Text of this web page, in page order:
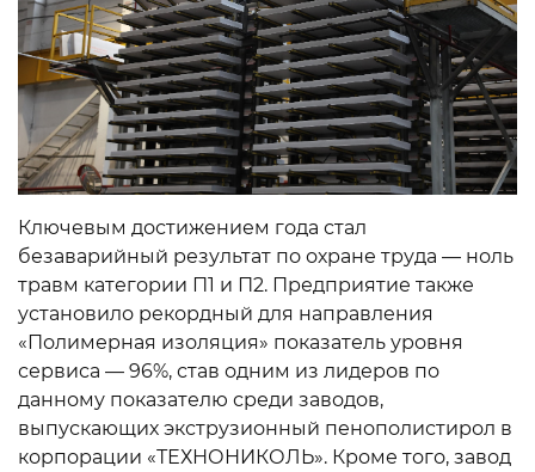
Ключевым достижением года стал
безаварийный результат по охране труда — ноль
травм категории П1 и П2. Предприятие также
установило рекордный для направления
«Полимерная изоляция» показатель уровня
сервиса — 96%, став одним из лидеров по
данному показателю среди заводов,
выпускающих экструзионный пенополистирол в
корпорации «ТЕХНОНИКОЛЬ». Кроме того, завод